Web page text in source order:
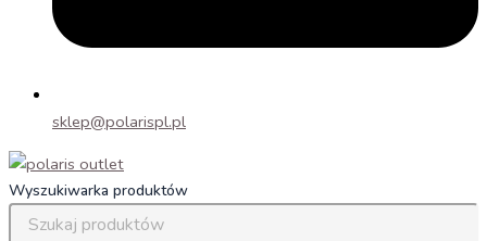
sklep@polarispl.pl
Wyszukiwarka produktów